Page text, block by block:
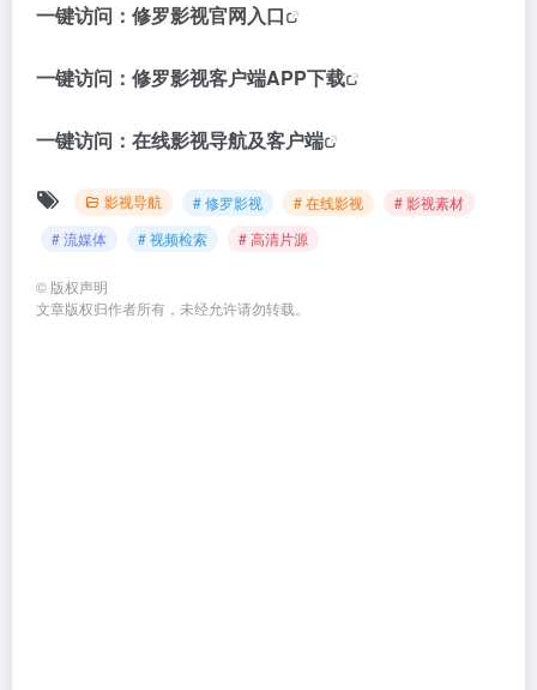
一键访问： 修罗影视官网入口
一键访问： 修罗影视客户端APP下载
一键访问： 在线影视导航及客户端
影视导航 # 修罗影视 # 在线影视
# 影视素材
# 流媒体
# 视频检索 # 高清片源
© 版权声明
文章版权归作者所有，未经允许请勿转载。